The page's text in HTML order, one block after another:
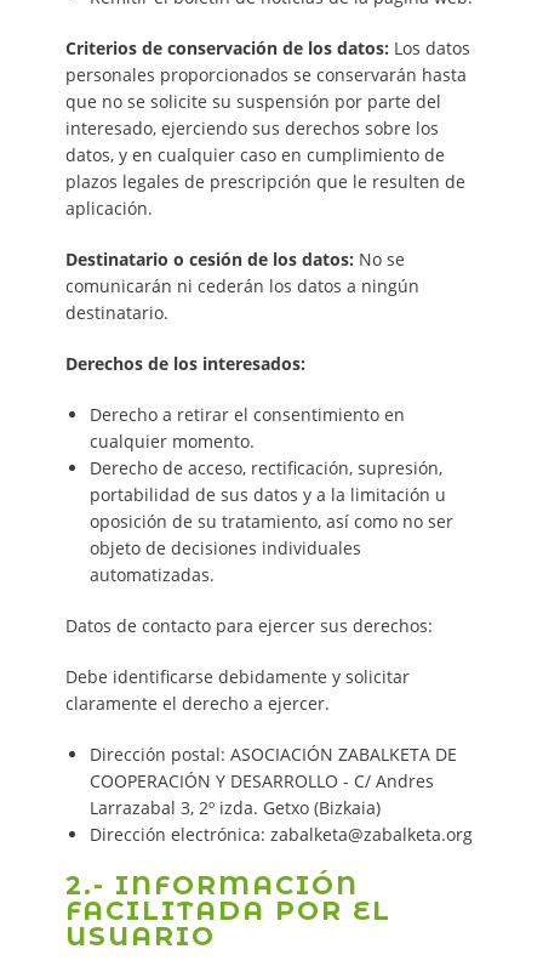
Criterios de conservación de los datos: Los datos
personales proporcionados se conservarán hasta
que no se solicite su suspensión por parte del
interesado, ejerciendo sus derechos sobre los
datos, y en cualquier caso en cumplimiento de
plazos legales de prescripción que le resulten de
aplicación.
Destinatario o cesión de los datos: No se
comunicarán ni cederán los datos a ningún
destinatario.
Derechos de los interesados:
Derecho a retirar el consentimiento en
cualquier momento.
Derecho de acceso, rectificación, supresión,
portabilidad de sus datos y a la limitación u
oposición de su tratamiento, así como no ser
objeto de decisiones individuales
automatizadas.
Datos de contacto para ejercer sus derechos:
Debe identificarse debidamente y solicitar
claramente el derecho a ejercer.
Dirección postal: ASOCIACIÓN ZABALKETA DE
COOPERACIÓN Y DESARROLLO - C/ Andres
Larrazabal 3, 2º izda. Getxo (Bizkaia)
Dirección electrónica: zabalketa@zabalketa.org
2.- INFORMACIÓN
FACILITADA POR EL
USUARIO